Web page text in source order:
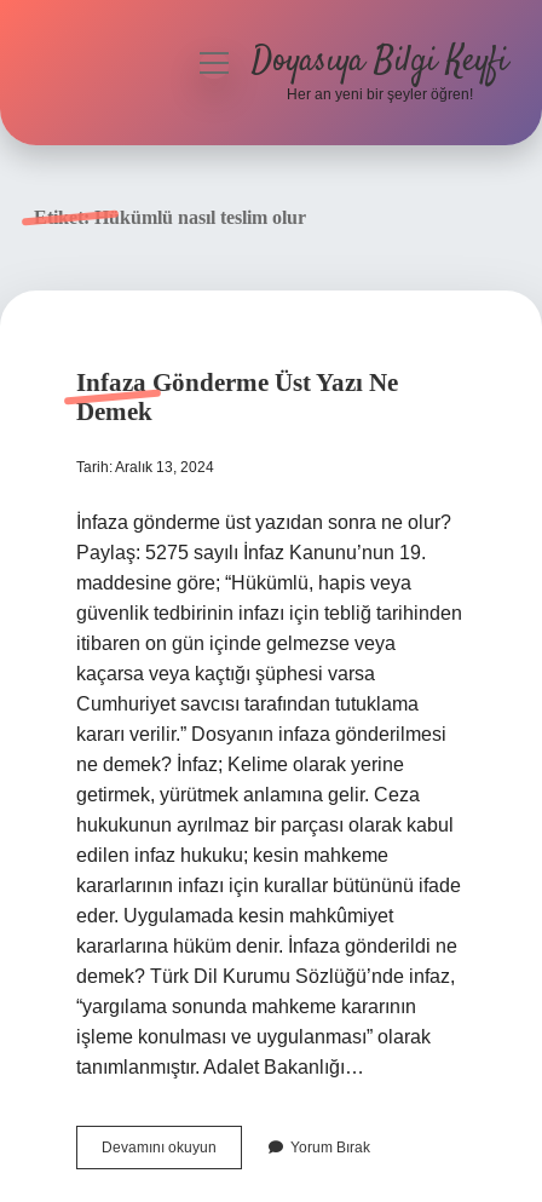
menüyüDoyasıya Bilgi Keyfi
Her an yeni bir şeyler öğren!
Etiket:Hükümlü nasıl teslim olur
Infaza Gönderme Üst Yazı Ne
Demek
Tarih: Aralık 13, 2024
İnfaza gönderme üst yazıdan sonra ne olur?
Paylaş: 5275 sayılı İnfaz Kanunu’nun 19.
maddesine göre; “Hükümlü, hapis veya
güvenlik tedbirinin infazı için tebliğ tarihinden
itibaren on gün içinde gelmezse veya
kaçarsa veya kaçtığı şüphesi varsa
Cumhuriyet savcısı tarafından tutuklama
kararı verilir.” Dosyanın infaza gönderilmesi
ne demek? İnfaz; Kelime olarak yerine
getirmek, yürütmek anlamına gelir. Ceza
hukukunun ayrılmaz bir parçası olarak kabul
edilen infaz hukuku; kesin mahkeme
kararlarının infazı için kurallar bütününü ifade
eder. Uygulamada kesin mahkûmiyet
kararlarına hüküm denir. İnfaza gönderildi ne
demek? Türk Dil Kurumu Sözlüğü’nde infaz,
“yargılama sonunda mahkeme kararının
işleme konulması ve uygulanması” olarak
tanımlanmıştır. Adalet Bakanlığı…
Devamını okuyun
Gönderme
Yorum Bırak